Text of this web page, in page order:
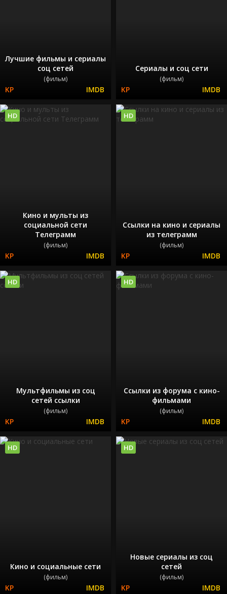
Лучшие фильмы и сериалы
соц сетей
(фильм)
Сериалы и соц сети
(фильм)
Кино и мульты из
социальной сети
Телеграмм
(фильм)
HD
Ссылки на кино и сериалы
из телеграмм
(фильм)
HD
Мультфильмы из соц
сетей ссылки
(фильм)
HD
Ссылки из форума с кино-
фильмами
(фильм)
HD
Кино и социальные сети
(фильм)
HD
Новые сериалы из соц
сетей
(фильм)
HD